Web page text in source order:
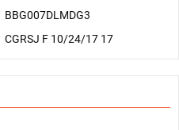
BBG007DLMDG3
CGRSJ F 10/24/17 17